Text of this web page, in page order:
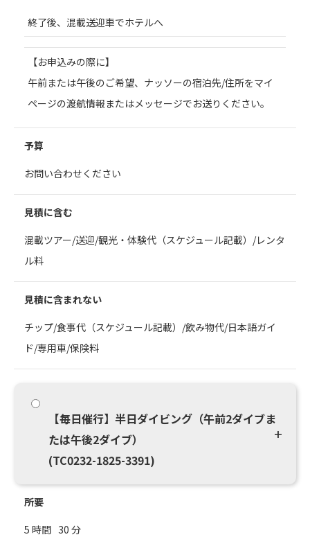
終了後、混載送迎車でホテルへ
【お申込みの際に】
午前または午後のご希望、ナッソーの宿泊先/住所をマイ
ページの渡航情報またはメッセージでお送りください。
予算
お問い合わせください
見積に含む
混載ツアー/送迎/観光・体験代（スケジュール記載）/レンタ
ル料
見積に含まれない
チップ/食事代（スケジュール記載）/飲み物代/日本語ガイ
ド/専用車/保険料
【毎日催行】半日ダイビング（午前2ダイブま
たは午後2ダイブ）
(TC0232-1825-3391)
所要
5 時間 30 分